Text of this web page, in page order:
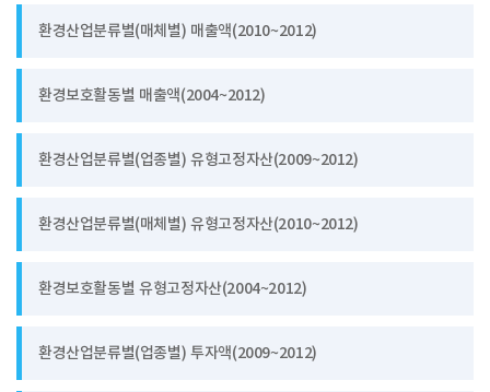
환경산업분류별(매체별) 매출액(2010~2012)
환경보호활동별 매출액(2004~2012)
환경산업분류별(업종별) 유형고정자산(2009~2012)
환경산업분류별(매체별) 유형고정자산(2010~2012)
환경보호활동별 유형고정자산(2004~2012)
환경산업분류별(업종별) 투자액(2009~2012)